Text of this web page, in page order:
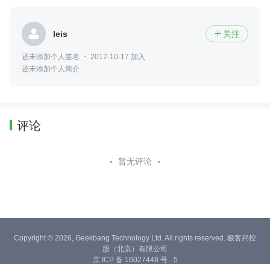
leis  关注
还未添加个人签名
2017-10-17 加入
还未添加个人简介
评论
暂无评论
Copyright © 2026, Geekbang Technology Ltd. All rights reserved. 极客邦控
股（北京）有限公司
京 ICP 备 16027448 号 - 5